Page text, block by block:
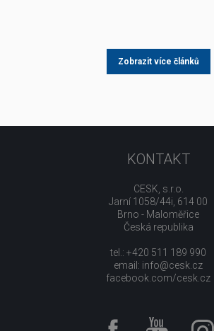
Zobrazit více článků
KONTAKT
CESK, s.r.o.
Jarní 1058/44i, 614 00
Brno - Maloměřice
Česká republika
tel.: +420 511 189 990
email: info@cesk.cz
facebook.com/cesk.cz